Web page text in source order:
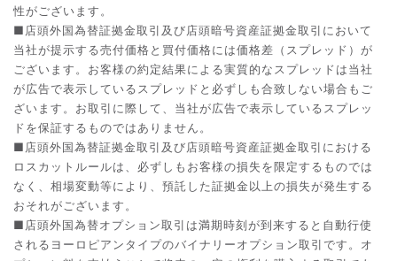
性がございます。
■店頭外国為替証拠金取引及び店頭暗号資産証拠金取引において
当社が提示する売付価格と買付価格には価格差（スプレッド）が
ございます。お客様の約定結果による実質的なスプレッドは当社
が広告で表示しているスプレッドと必ずしも合致しない場合もご
ざいます。お取引に際して、当社が広告で表示しているスプレッ
ドを保証するものではありません。
■店頭外国為替証拠金取引及び店頭暗号資産証拠金取引における
ロスカットルールは、必ずしもお客様の損失を限定するものでは
なく、相場変動等により、預託した証拠金以上の損失が発生する
おそれがございます。
■店頭外国為替オプション取引は満期時刻が到来すると自動行使
されるヨーロピアンタイプのバイナリーオプション取引です。オ